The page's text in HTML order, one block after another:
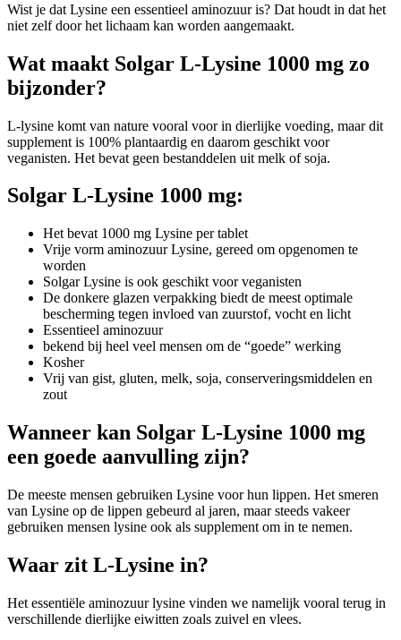
Wist je dat Lysine een essentieel aminozuur is? Dat houdt in dat het
niet zelf door het lichaam kan worden aangemaakt.
Wat maakt Solgar L-Lysine 1000 mg zo
bijzonder?
L-lysine komt van nature vooral voor in dierlijke voeding, maar dit
supplement is 100% plantaardig en daarom geschikt voor
veganisten. Het bevat geen bestanddelen uit melk of soja.
Solgar L-Lysine 1000 mg:
Het bevat 1000 mg Lysine per tablet
Vrije vorm aminozuur Lysine, gereed om opgenomen te
worden
Solgar Lysine is ook geschikt voor veganisten
De donkere glazen verpakking biedt de meest optimale
bescherming tegen invloed van zuurstof, vocht en licht
Essentieel aminozuur
bekend bij heel veel mensen om de “goede” werking
Kosher
Vrij van gist, gluten, melk, soja, conserveringsmiddelen en
zout
Wanneer kan Solgar L-Lysine 1000 mg
een goede aanvulling zijn?
De meeste mensen gebruiken Lysine voor hun lippen. Het smeren
van Lysine op de lippen gebeurd al jaren, maar steeds vakeer
gebruiken mensen lysine ook als supplement om in te nemen.
Waar zit L-Lysine in?
Het essentiële aminozuur lysine vinden we namelijk vooral terug in
verschillende dierlijke eiwitten zoals zuivel en vlees.